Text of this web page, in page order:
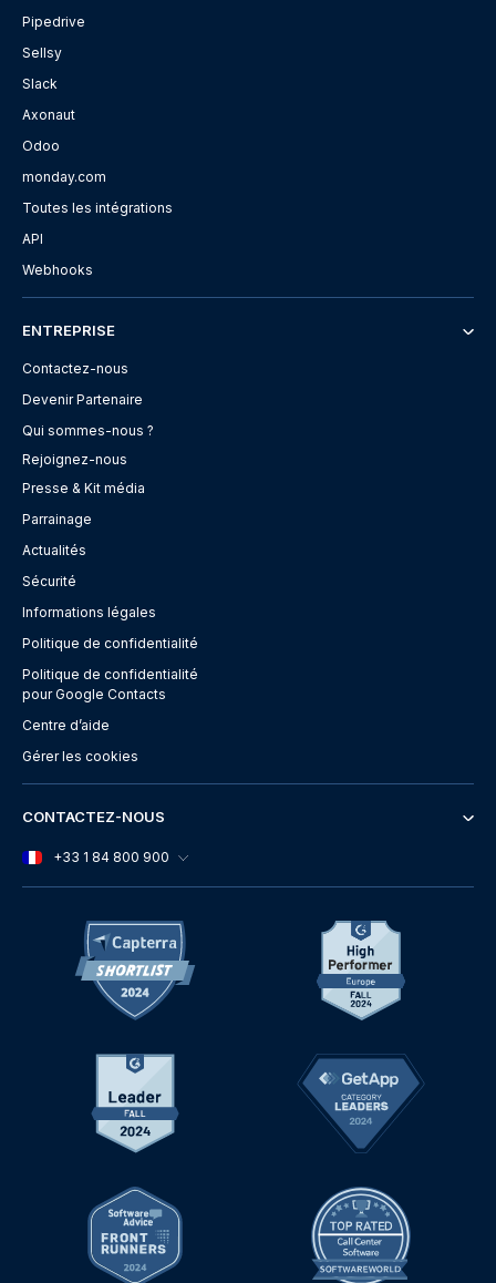
Pipedrive
Sellsy
Slack
Axonaut
Odoo
monday.com
Toutes les intégrations
API
Webhooks
ENTREPRISE
Contactez-nous
Devenir Partenaire
Qui sommes-nous ?
Rejoignez-nous
Presse & Kit média
Parrainage
Actualités
Sécurité
Informations légales
Politique de confidentialité
Politique de confidentialité
pour Google Contacts
Centre d’aide
Gérer les cookies
CONTACTEZ-NOUS
+33 1 84 800 900